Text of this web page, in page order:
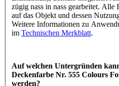
zügig nass in nass gearbeitet. Alle
auf das Objekt und dessen
Weitere Informationen zu
im Technischen Merkblatt.
Auf welchen Untergründen
Deckenfarbe Nr. 555 Colours
werden?